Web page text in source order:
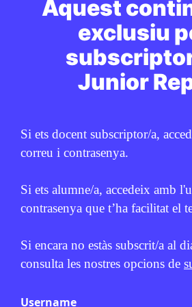
Aquest
exclusiu
Junior
Si ets docent subscriptor/a,
correu i contrasenya.
Si ets alumne/a, accedeix amb
contrasenya que t’ha facilitat el
Si encara no estàs subscrit/a al
consulta les nostres opcions de
Username
Trivial de cultura
17 DE JULIOL DE 2026 · 6:00
2N CICLE ESO
CICLE SUPERIOR DE PRIMÀRIA
PUBLICITAT: